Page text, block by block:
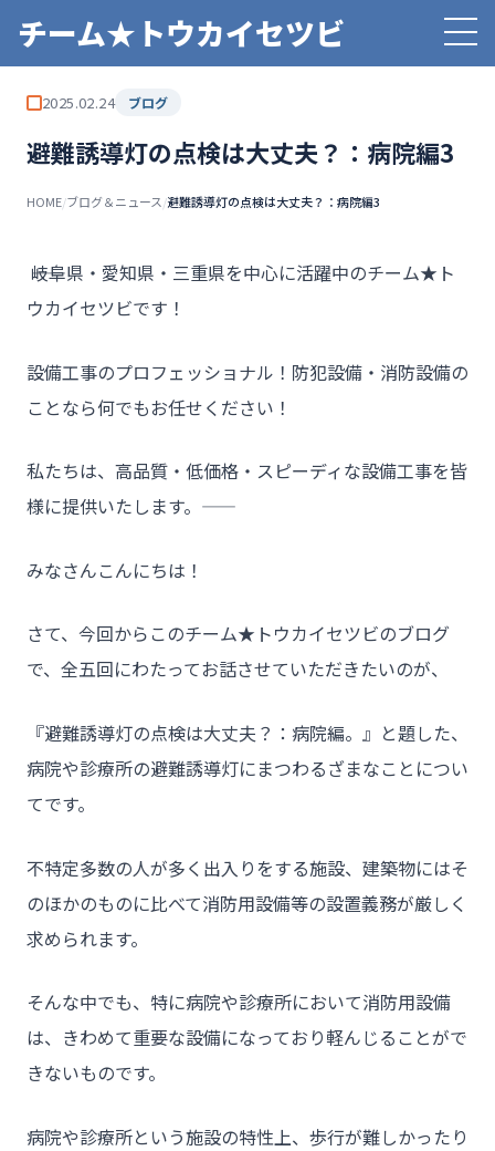
チーム★トウカイセツビ
2025.02.24 ブログ
避難誘導灯の点検は大丈夫？：病院編3
HOME/ブログ＆ニュース/避難誘導灯の点検は大丈夫？：病院編3
――岐阜県・愛知県・三重県を中心に活躍中のチーム★ト
ウカイセツビです！
設備工事のプロフェッショナル！防犯設備・消防設備の
ことなら何でもお任せください！
私たちは、高品質・低価格・スピーディな設備工事を皆
様に提供いたします。――
みなさんこんにちは！
さて、今回からこのチーム★トウカイセツビのブログ
で、全五回にわたってお話させていただきたいのが、
『避難誘導灯の点検は大丈夫？：病院編。』と題した、
病院や診療所の避難誘導灯にまつわるざまなことについ
てです。
不特定多数の人が多く出入りをする施設、建築物にはそ
のほかのものに比べて消防用設備等の設置義務が厳しく
求められます。
そんな中でも、特に病院や診療所において消防用設備
は、きわめて重要な設備になっており軽んじることがで
きないものです。
病院や診療所という施設の特性上、歩行が難しかったり